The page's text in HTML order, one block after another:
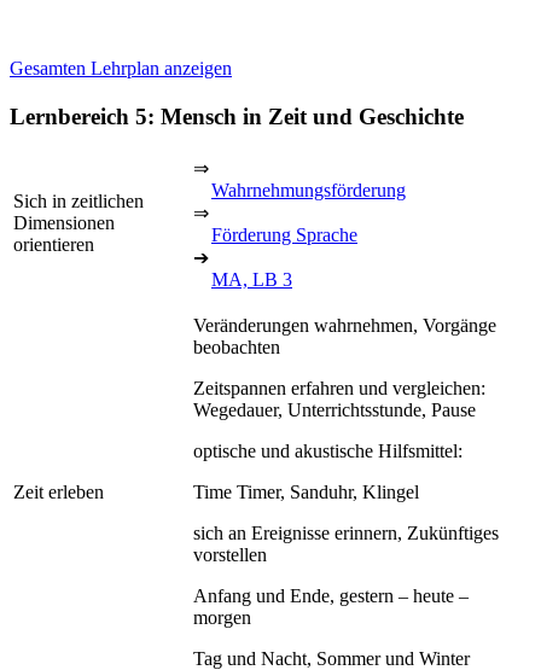
Gesamten Lehrplan anzeigen
Lernbereich 5: Mensch in Zeit und Geschichte
Sich in zeitlichen
Dimensionen
orientieren
⇒
Wahrnehmungsförderung
⇒
Förderung Sprache
➔
MA, LB 3
Zeit erleben
Veränderungen wahrnehmen, Vorgänge
beobachten
Zeitspannen erfahren und vergleichen:
Wegedauer, Unterrichtsstunde, Pause
optische und akustische Hilfsmittel:
Time Timer, Sanduhr, Klingel
sich an Ereignisse erinnern, Zukünftiges
vorstellen
Anfang und Ende, gestern – heute –
morgen
Tag und Nacht, Sommer und Winter